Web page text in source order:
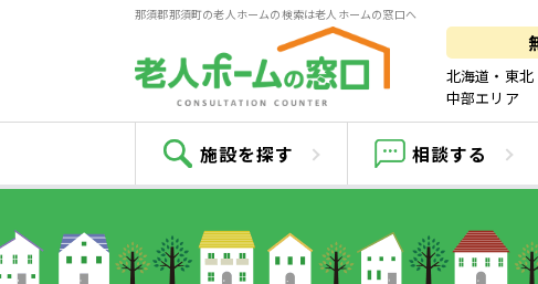
那須郡那須町の老人ホームの検索は老人ホームの窓口へ
北海道・東北
中部エリア
施設を探す 相談する
那須郡